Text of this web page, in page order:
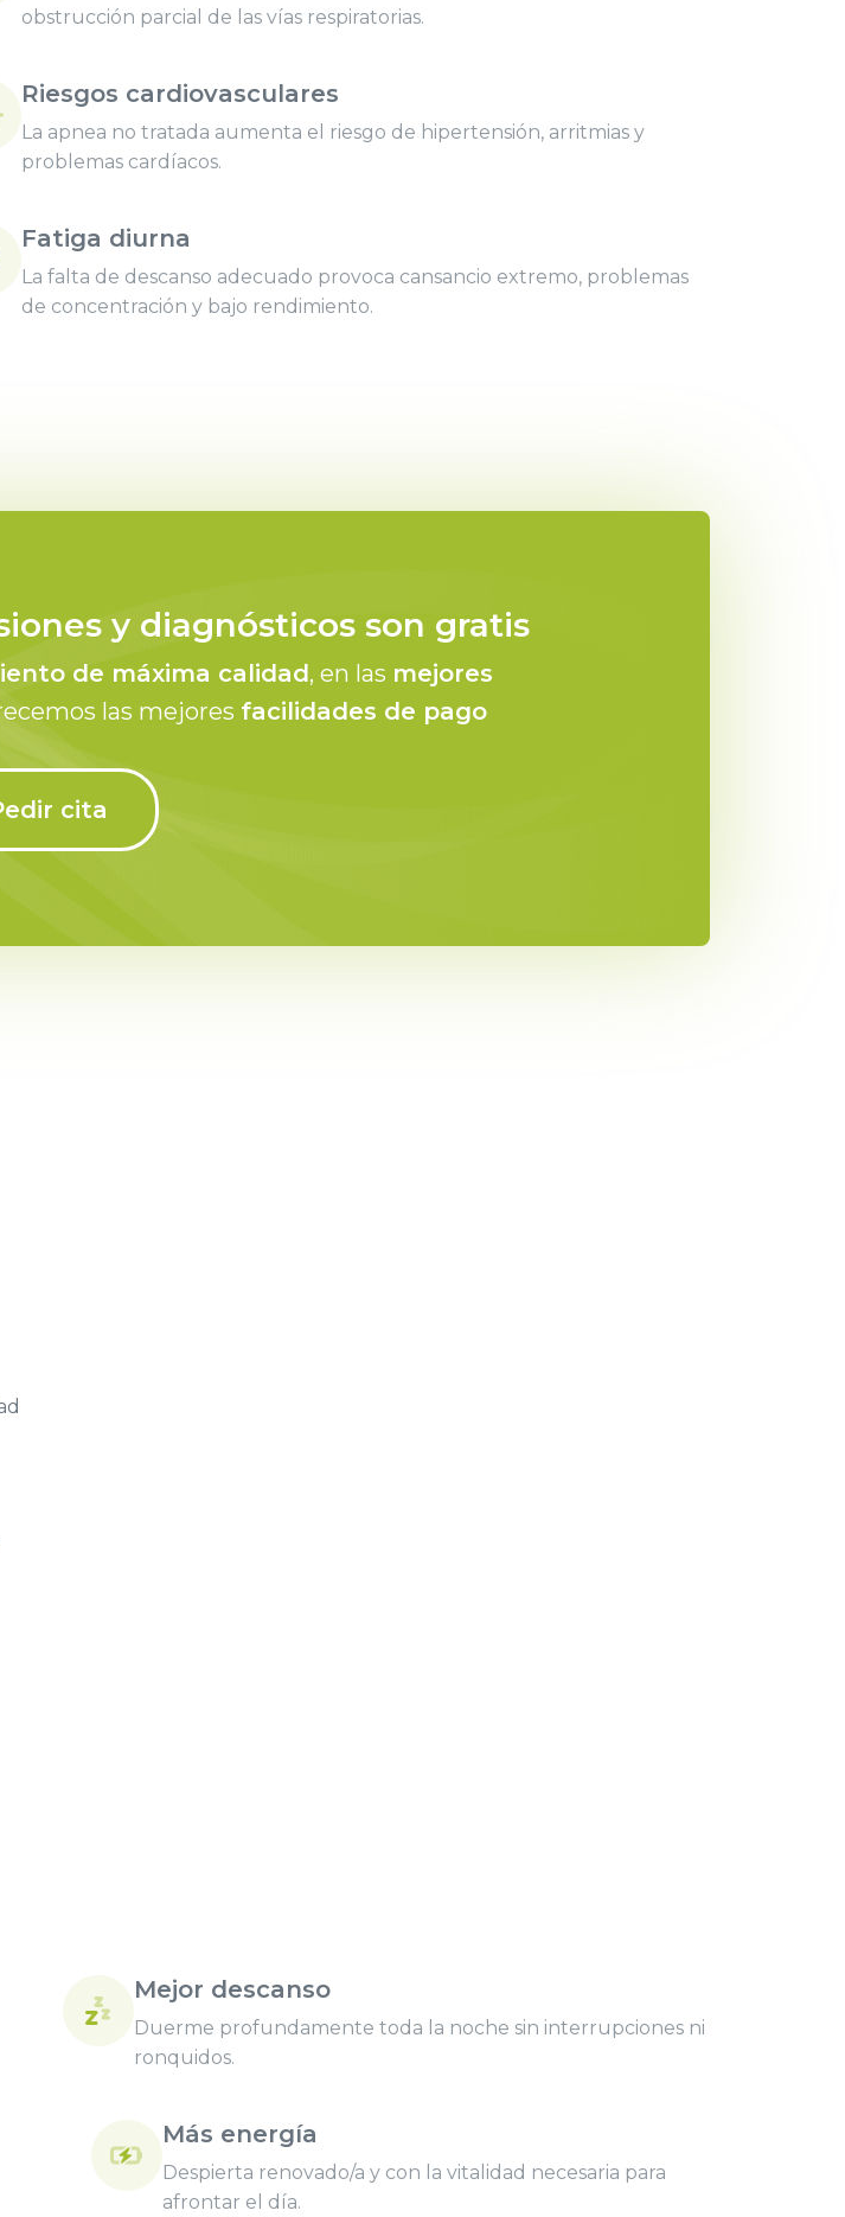
obstrucción parcial de las vías respiratorias.
Riesgos cardiovasculares
La apnea no tratada aumenta el riesgo de hipertensión, arritmias y
problemas cardíacos.
Fatiga diurna
La falta de descanso adecuado provoca cansancio extremo, problemas
de concentración y bajo rendimiento.
y diagnósticos son gratis
de máxima calidad, en las mejores
las mejores facilidades de pago
cita
Mejor descanso
Duerme profundamente toda la noche sin interrupciones ni
ronquidos.
Más energía
Despierta renovado/a y con la vitalidad necesaria para
afrontar el día.